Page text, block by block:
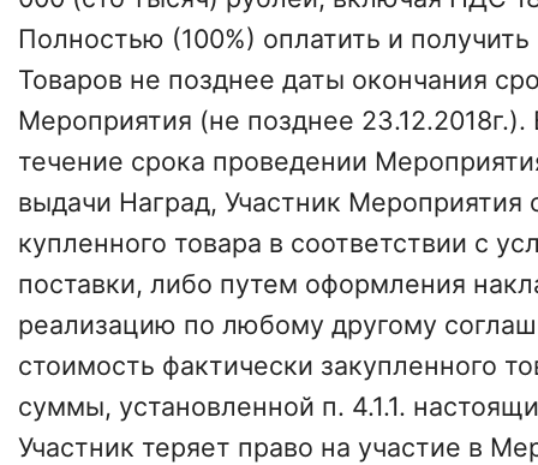
Полностью (100%) оплатить и
Товаров не позднее даты окончания
Мероприятия (не позднее 23.12.2018г.).
течение срока проведении
выдачи Наград, Участник Мероприятия
купленного товара в соответствии с
поставки, либо путем оформления
реализацию по любому другому
стоимость фактически закупленного
суммы, установленной п. 4.1.1.
Участник теряет право на участие в